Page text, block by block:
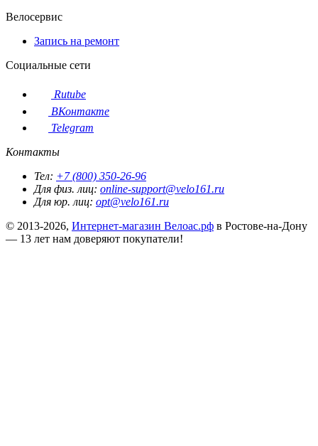
Велосервис
Запись на ремонт
Социальные сети
Rutube
ВКонтакте
Telegram
Контакты
Тел: +7 (800) 350-26-96
Для физ. лиц: online-support@velo161.ru
Для юр. лиц: opt@velo161.ru
© 2013-2026, Интернет-магазин Велоас.рф в Ростове-на-Дону
— 13 лет нам доверяют покупатели!